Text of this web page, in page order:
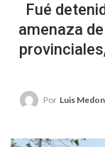
Fué
amenaza
Por Luis